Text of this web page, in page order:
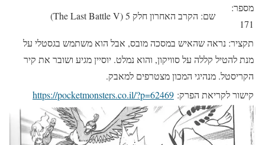
מספר:
171
שם: הקרב האחרון חלק 5 (The Last Battle V)
תקציר: נראה שהאיש במסכה מובס, אבל הוא משתמש בגסטלי על
מנת להטיל קללה על סוויקון, והוא נמלט. יוסיין מגיע ושובר את קיר
הקריסטל. מנהיגי המכון מצטרפים למאבק.
קישור לקריאת הפרק: https://pocketmonsters.co.il/?p=62469